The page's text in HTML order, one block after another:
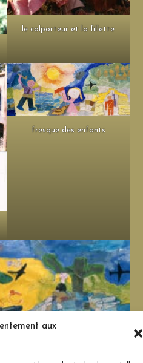
aux
le colporteur et la fillette
fresque des enfants